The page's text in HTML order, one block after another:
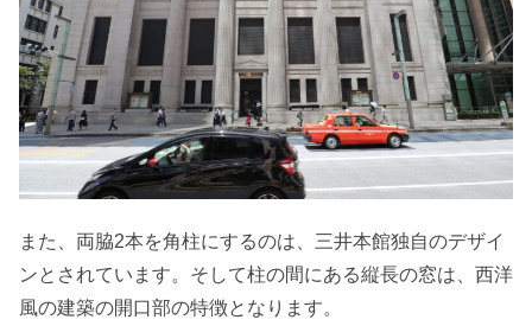
また、両脇2本を角柱にするのは、三井本館独自のデザイ
ンとされています。そして柱の間にある縦長の窓は、西洋
風の建築の開口部の特徴となります。